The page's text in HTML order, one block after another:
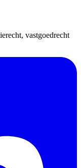
vastgoedrecht